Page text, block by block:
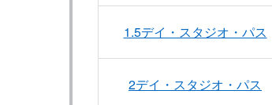
1.5デイ・スタジオ・パス
2デイ・スタジオ・パス